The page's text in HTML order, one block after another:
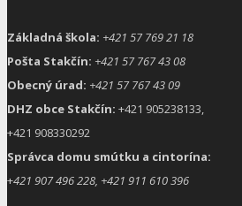
Základná škola: +421 57 769 21 18
Pošta Stakčín: +421 57 767 43 08
Obecný úrad: +421 57 767 43 09
DHZ obce Stakčín: +421 905238133,
+421 908330292
Správca domu smútku a cintorína:
+421 907 496 228, +421 911 610 396